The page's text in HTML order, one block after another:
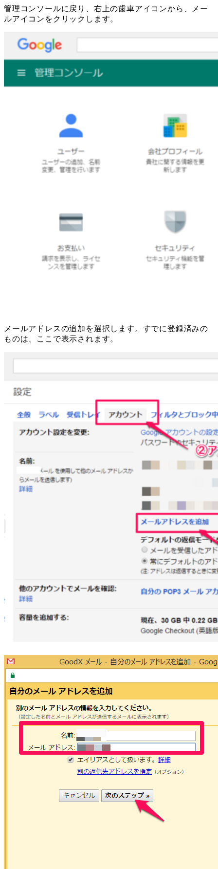
管理コンソールに戻り、右上の歯車アイコンから、メー
ルアイコンをクリックします。
メールアドレスの追加を選択します。すでに登録済みの
ものは、ここで表示されます。